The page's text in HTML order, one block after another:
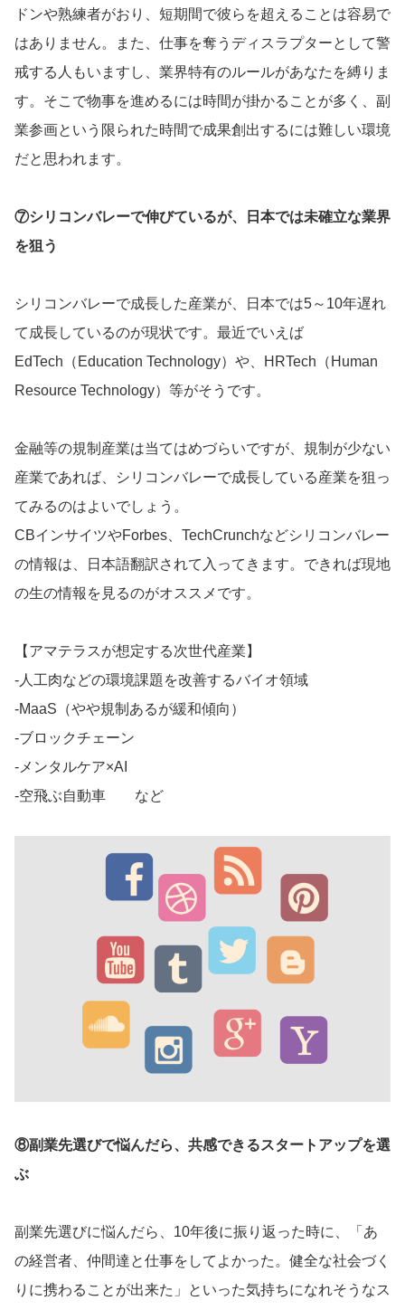
ドンや熟練者がおり、短期間で彼らを超えることは容易で
はありません。また、仕事を奪うディスラプターとして警
戒する人もいますし、業界特有のルールがあなたを縛りま
す。そこで物事を進めるには時間が掛かることが多く、副
業参画という限られた時間で成果創出するには難しい環境
だと思われます。
⑦シリコンバレーで伸びているが、日本では未確立な業界
を狙う
シリコンバレーで成長した産業が、日本では5～10年遅れ
て成長しているのが現状です。最近でいえば
EdTech（Education Technology）や、HRTech（Human
Resource Technology）等がそうです。
金融等の規制産業は当てはめづらいですが、規制が少ない
産業であれば、シリコンバレーで成長している産業を狙っ
てみるのはよいでしょう。
CBインサイツやForbes、TechCrunchなどシリコンバレー
の情報は、日本語翻訳されて入ってきます。できれば現地
の生の情報を見るのがオススメです。
【アマテラスが想定する次世代産業】
‐人工肉などの環境課題を改善するバイオ領域
‐MaaS（やや規制あるが緩和傾向）
‐ブロックチェーン
‐メンタルケア×AI
‐空飛ぶ自動車 など
⑧副業先選びで悩んだら、共感できるスタートアップを選
ぶ
副業先選びに悩んだら、10年後に振り返った時に、「あ
の経営者、仲間達と仕事をしてよかった。健全な社会づく
りに携わることが出来た」といった気持ちになれそうなス